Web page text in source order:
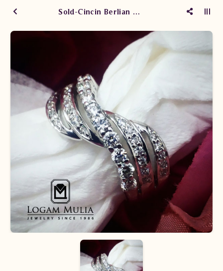
Sold-Cincin Berlian Wanita CW.X.R1 sNDT